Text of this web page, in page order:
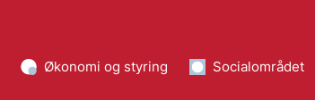
Økonomi og styring Socialområdet